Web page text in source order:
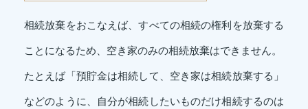
相続放棄をおこなえば、すべての相続の権利を放棄する
ことになるため、空き家のみの相続放棄はできません。
たとえば「預貯金は相続して、空き家は相続放棄する」
などのように、自分が相続したいものだけ相続するのは